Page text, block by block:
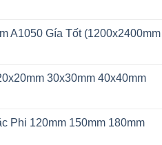
A1050 Gía Tốt
30x30mm 40x40mm
Phi 120mm 150mm 180mm